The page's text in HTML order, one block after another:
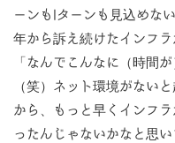
ーンもIターンも見込めな
年から訴え続けたインフ
「なんでこんなに（時間
（笑）ネット環境がない
から、もっと早くインフ
ったんじゃないかなと思い